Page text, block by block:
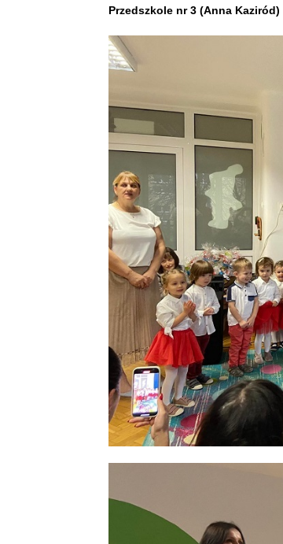
Przedszkole nr 3 (Anna Kaziród)